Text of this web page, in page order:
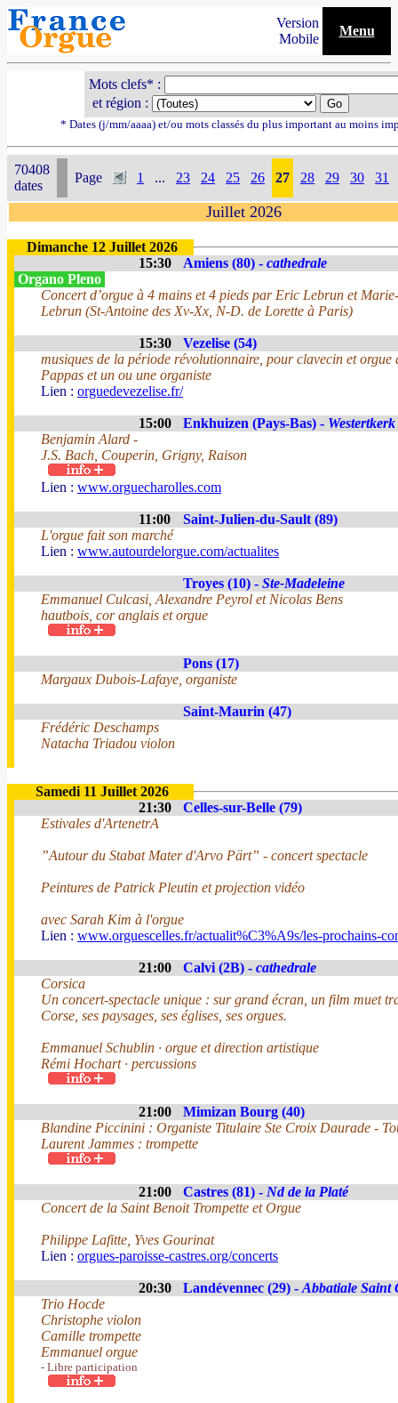
Version
Mobile
Menu
Mots clefs* :
et région :
* Dates (j/mm/aaaa) et/ou mots classés du plus important au moins
70408
dates
Page 1 ... 23 24 25 26 27 28 29 30 31
Juillet 2026
Dimanche 12 Juillet 2026
15:30
Amiens (80) - cathedrale
Organo Pleno
Concert d’orgue à 4 mains et 4 pieds par Eric Lebrun et
Lebrun (St-Antoine des Xv-Xx, N-D. de Lorette à Paris)
15:30
Vezelise (54)
musiques de la période révolutionnaire, pour clavecin et orgue
Pappas et un ou une organiste
Lien : orguedevezelise.fr/
15:00 Enkhuizen (Pays-Bas) - Westertkerk
Benjamin Alard -
J.S. Bach, Couperin, Grigny, Raison
Lien : www.orguecharolles.com
11:00
Saint-Julien-du-Sault (89)
L'orgue fait son marché
Lien : www.autourdelorgue.com/actualites
Troyes (10) - Ste-Madeleine
Emmanuel Culcasi, Alexandre Peyrol et Nicolas Bens
hautbois, cor anglais et orgue
Pons (17)
Margaux Dubois-Lafaye, organiste
Saint-Maurin (47)
Frédéric Deschamps
Natacha Triadou violon
Samedi 11 Juillet 2026
21:30
Celles-sur-Belle (79)
Estivales d'ArtenetrA
”Autour du Stabat Mater d'Arvo Pärt” - concert spectacle
Peintures de Patrick Pleutin et projection vidéo
avec Sarah Kim à l'orgue
Lien : www.orguescelles.fr/actualit%C3%A9s/les-prochains-
21:00 Calvi (2B) - cathedrale
Corsica
Un concert-spectacle unique : sur grand écran, un film muet
Corse, ses paysages, ses églises, ses orgues.
Emmanuel Schublin · orgue et direction artistique
Rémi Hochart · percussions
21:00
Mimizan Bourg (40)
Blandine Piccinini : Organiste Titulaire Ste Croix Daurade -
Laurent Jammes : trompette
21:00 Castres (81) - Nd de la Platé
Concert de la Saint Benoit Trompette et Orgue
Philippe Lafitte, Yves Gourinat
Lien : orgues-paroisse-castres.org/concerts
20:30 Landévennec (29) - Abbatiale Saint
Trio Hocde
Christophe violon
Camille trompette
Emmanuel orgue
- Libre participation